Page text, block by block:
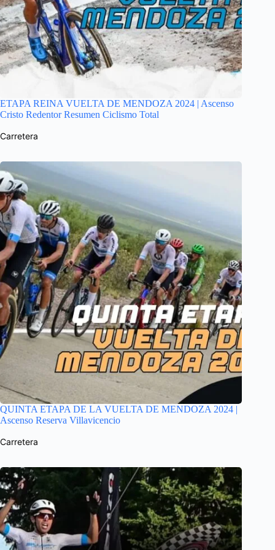
ETAPA REINA VUELTA DE MENDOZA 2024 | Ascenso
Cristo Redentor Resumen Ciclismo Total
Carretera
QUINTA ETAPA DE LA VUELTA DE MENDOZA 2024 |
Ascenso Reserva Villavicencio
Carretera